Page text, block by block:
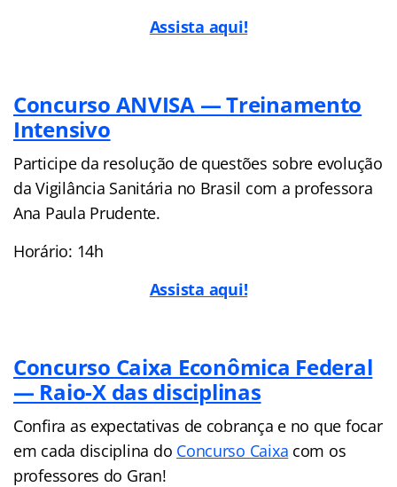
Assista aqui!
Concurso ANVISA — Treinamento
Intensivo
Participe da resolução de questões sobre evolução
da Vigilância Sanitária no Brasil com a professora
Ana Paula Prudente.
Horário: 14h
Assista aqui!
Concurso Caixa Econômica Federal
— Raio-X das disciplinas
Confira as expectativas de cobrança e no que focar
em cada disciplina do Concurso Caixa com os
professores do Gran!